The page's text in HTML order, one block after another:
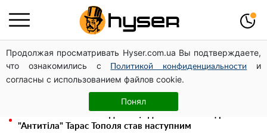
Продолжая просматривать Hyser.com.ua Вы подтверждаете,
что ознакомились с
Политикой конфиденциальности
и
согласны с использованием файлов cookie.
Понял
Чи може Поштова площа стати головною точкою
входу до історичного Києва
Гола Олена Тополя у цікавих позах змусила відвисати
щелепи: злив відео – було лише початком
"Антитіла" Тарас Тополя став наступним